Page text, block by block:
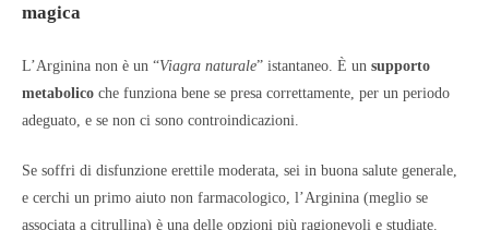
magica
L’Arginina non è un “Viagra naturale” istantaneo. È un supporto
metabolico che funziona bene se presa correttamente, per un periodo
adeguato, e se non ci sono controindicazioni.
Se soffri di disfunzione erettile moderata, sei in buona salute generale,
e cerchi un primo aiuto non farmacologico, l’Arginina (meglio se
associata a citrullina) è una delle opzioni più ragionevoli e studiate.